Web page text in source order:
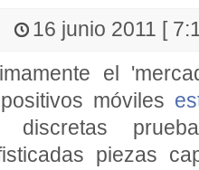
16 junio 2011 [
el
móviles
discretas
piezas